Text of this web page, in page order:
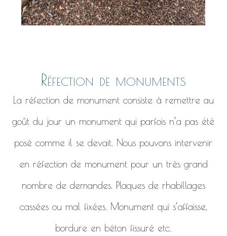
Réfection de monuments
La réfection de monument consiste à remettre au
goût du jour un monument qui parfois n’a pas été
posé comme il se devait. Nous pouvons intervenir
en réfection de monument pour un très grand
nombre de demandes. Plaques de rhabillages
cassées ou mal fixées. Monument qui s’affaisse,
bordure en béton fissuré etc.